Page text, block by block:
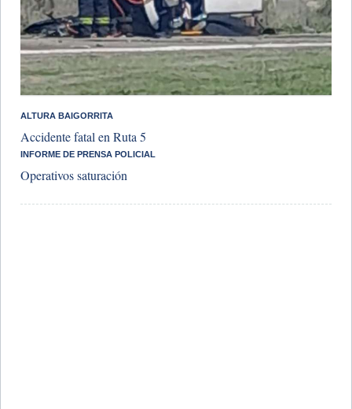
ALTURA BAIGORRITA
Accidente fatal en Ruta 5
INFORME DE PRENSA POLICIAL
Operativos saturación